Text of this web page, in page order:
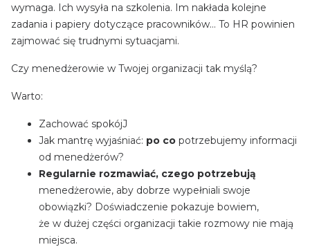
wymaga. Ich wysyła na szkolenia. Im nakłada kolejne
zadania i papiery dotyczące pracowników… To HR powinien
zajmować się trudnymi sytuacjami.
Czy menedżerowie w Twojej organizacji tak myślą?
Warto:
Zachować spokójJ
Jak mantrę wyjaśniać: po co potrzebujemy informacji
od menedżerów?
Regularnie rozmawiać, czego potrzebują
menedżerowie, aby dobrze wypełniali swoje
obowiązki? Doświadczenie pokazuje bowiem,
że w dużej części organizacji takie rozmowy nie mają
miejsca.